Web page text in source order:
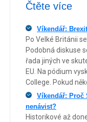
Čtěte více
Víkendář:
Po Velké Británii
Podobná diskuse
řada jiných ve
EU. Na pódium
College. Pokud
Víkendář: Proč
nenávist?
Historikové až